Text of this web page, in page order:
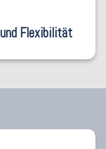
Flexibilität